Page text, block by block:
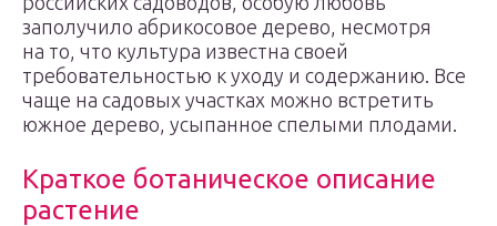
заполучило абрикосовое дерево, несмотря
на то, что культура известна своей
требовательностью к уходу и содержанию. Все
чаще на садовых участках можно встретить
южное дерево, усыпанное спелыми плодами.
Краткое ботаническое описание
растение